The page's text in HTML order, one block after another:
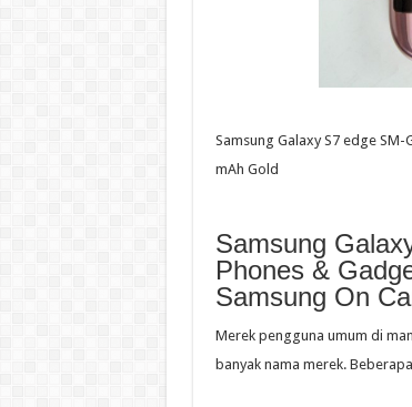
Samsung Galaxy S7 edge SM-
mAh Gold
Samsung
Phones &
Samsung On
Merek pengguna umum di
banyak nama merek.